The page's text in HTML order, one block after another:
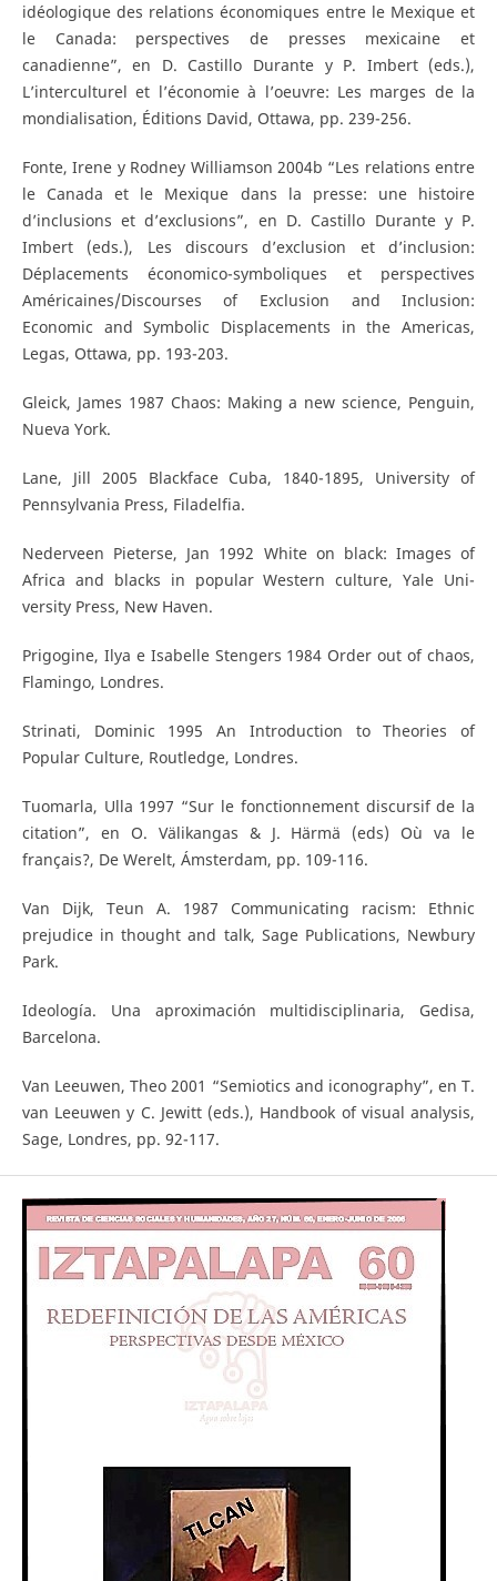
idéologique des relations économiques entre le Mexique et
le Canada: perspectives de presses mexicaine et
canadienne”, en D. Castillo Durante y P. Imbert (eds.),
L’interculturel et l’économie à l’oeuvre: Les marges de la
mondialisation, Éditions David, Ottawa, pp. 239-256.
Fonte, Irene y Rodney Williamson 2004b “Les relations entre
le Canada et le Mexique dans la presse: une histoire
d’inclusions et d’exclusions”, en D. Castillo Durante y P.
Imbert (eds.), Les discours d’exclusion et d’inclusion:
Déplacements économico-symboliques et perspectives
Américaines/Discourses of Exclusion and Inclusion:
Economic and Symbolic Displacements in the Americas,
Legas, Ottawa, pp. 193-203.
Gleick, James 1987 Chaos: Making a new science, Penguin,
Nueva York.
Lane, Jill 2005 Blackface Cuba, 1840-1895, University of
Pennsylvania Press, Filadelfia.
Nederveen Pieterse, Jan 1992 White on black: Images of
Africa and blacks in popular Western culture, Yale Uni-
versity Press, New Haven.
Prigogine, Ilya e Isabelle Stengers 1984 Order out of chaos,
Flamingo, Londres.
Strinati, Dominic 1995 An Introduction to Theories of
Popular Culture, Routledge, Londres.
Tuomarla, Ulla 1997 “Sur le fonctionnement discursif de la
citation”, en O. Välikangas & J. Härmä (eds) Où va le
français?, De Werelt, Ámsterdam, pp. 109-116.
Van Dijk, Teun A. 1987 Communicating racism: Ethnic
prejudice in thought and talk, Sage Publications, Newbury
Park.
Ideología. Una aproximación multidisciplinaria, Gedisa,
Barcelona.
Van Leeuwen, Theo 2001 “Semiotics and iconography”, en T.
van Leeuwen y C. Jewitt (eds.), Handbook of visual analysis,
Sage, Londres, pp. 92-117.